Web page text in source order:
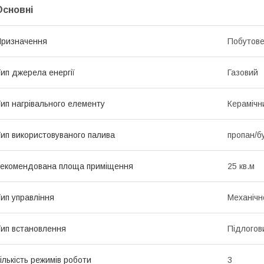
Побутове
джерела енергії Газовий
нагрівального елементу
використовуваного палива пропан/
площа приміщення 25 кв.м
управління
встановлення
режимів роботи 3